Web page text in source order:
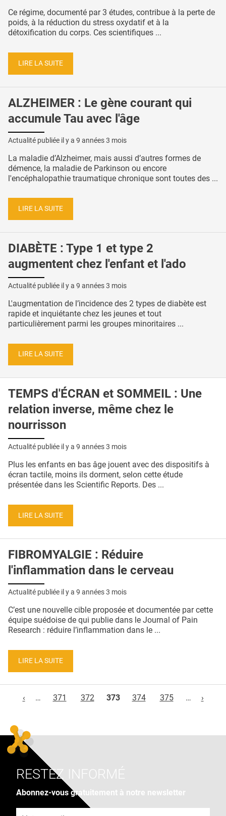
Ce régime, documenté par 3 études, contribue à la perte de
poids, à la réduction du stress oxydatif et à la
détoxification du corps. Ces scientifiques ...
LIRE LA SUITE
ALZHEIMER : Le gène courant qui
accumule Tau avec l'âge
Actualité publiée il y a 9 années 3 mois
La maladie d’Alzheimer, mais aussi d’autres formes de
démence, la maladie de Parkinson ou encore
l'encéphalopathie traumatique chronique sont toutes des ...
LIRE LA SUITE
DIABÈTE : Type 1 et type 2
augmentent chez l'enfant et l'ado
Actualité publiée il y a 9 années 3 mois
L'augmentation de l’incidence des 2 types de diabète est
rapide et inquiétante chez les jeunes et tout
particulièrement parmi les groupes minoritaires ...
LIRE LA SUITE
TEMPS d'ÉCRAN et SOMMEIL : Une
relation inverse, même chez le
nourrisson
Actualité publiée il y a 9 années 3 mois
Plus les enfants en bas âge jouent avec des dispositifs à
écran tactile, moins ils dorment, selon cette étude
présentée dans les Scientific Reports. Des ...
LIRE LA SUITE
FIBROMYALGIE : Réduire
l'inflammation dans le cerveau
Actualité publiée il y a 9 années 3 mois
C’est une nouvelle cible proposée et documentée par cette
équipe suédoise de qui publie dans le Journal of Pain
Research : réduire l’inflammation dans le ...
LIRE LA SUITE
‹
… 371 372 373 374 375 … ›
RESTEZ INFORMÉ
Abonnez-vous gratuitement à notre newsletter